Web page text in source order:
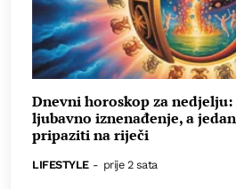
Dnevni horoskop za nedjelju:
ljubavno iznenađenje, a
pripaziti na riječi
LIFESTYLE - prije 2 sata